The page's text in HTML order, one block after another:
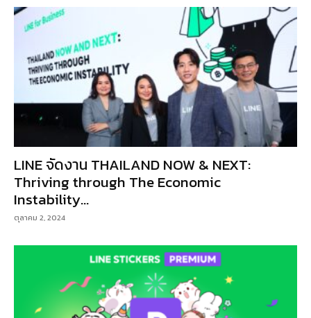
LINE จัดงาน THAILAND NOW & NEXT:
Thriving through The Economic
Instability...
ตุลาคม 2, 2024